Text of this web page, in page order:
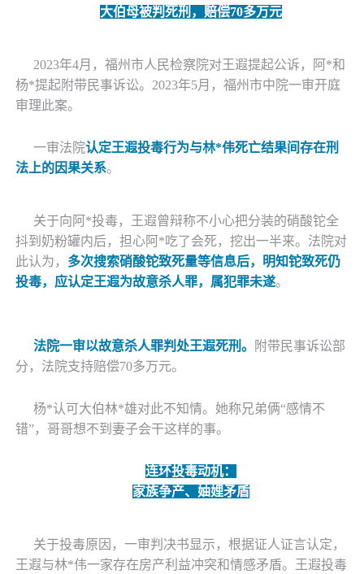
大伯母被判死刑，赔偿70多万元
2023年4月，福州市人民检察院对王遐提起公诉， 阿 *和
杨*提起附带民事诉讼。2023年5月，福州市中院一审开庭
审理此案。
一审法院认定王遐投毒行为与林*伟死亡结果间存在刑
法上的因果关系。
关于向 阿 *投毒，王遐曾辩称不小心把分装的硝酸铊全
抖到奶粉罐内后，担心阿 *吃了会死，挖出一半来。法院对
此认为， 多次搜索硝酸铊致死量等信息后，明知铊致死仍
投毒，应认定王遐为故意杀人罪，属犯罪未遂。
法院一审以故意杀人罪判处王遐死刑。
附带民事诉讼部
分，法院支持赔偿70多万元。
杨*认可大伯林*雄对此不知情。她称兄弟俩“感情不
错”，哥哥想不到妻子会干这样的事。
连环投毒动机：
家族争产、妯娌矛盾
关于投毒原因，一审判决书显示，根据证人证言认定，
王遐与林*伟一家存在房产利益冲突和情感矛盾。王遐投毒